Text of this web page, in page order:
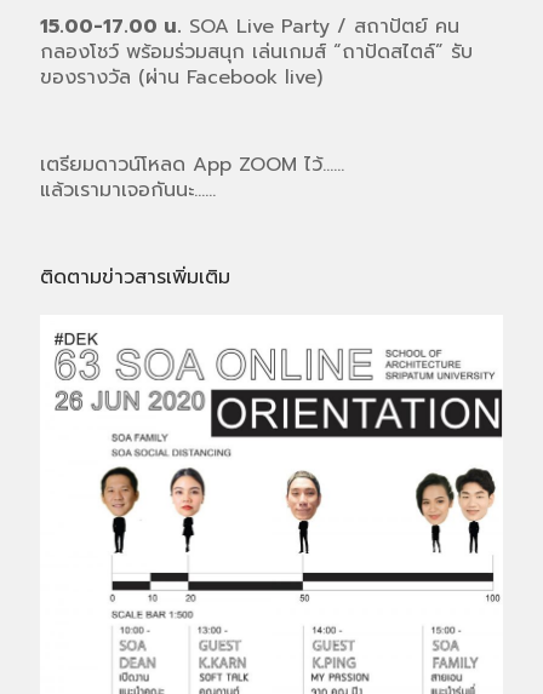
15.00-17.00 น. SOA Live Party / สถาปัตย์ คน
กลองโชว์ พร้อมร่วมสนุก เล่นเกมส์ “ถาปัดสไตล์” รับ
ของรางวัล (ผ่าน Facebook live)
เตรียมดาวน์โหลด App ZOOM ไว้......
แล้วเรามาเจอกันนะ......
ติดตามข่าวสารเพิ่มเติม